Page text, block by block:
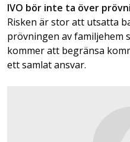
IVO bör inte ta över
Risken är stor att utsatta
prövningen av familjehem
kommer att begränsa
ett samlat ansvar.